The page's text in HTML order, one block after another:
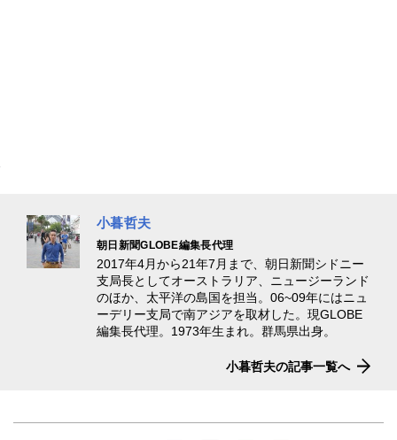
小暮哲夫
朝日新聞GLOBE編集長代理
2017年4月から21年7月まで、朝日新聞シドニー
支局長としてオーストラリア、ニュージーランド
のほか、太平洋の島国を担当。06~09年にはニュ
ーデリー支局で南アジアを取材した。現GLOBE
編集長代理。1973年生まれ。群馬県出身。
小暮哲夫の記事一覧へ